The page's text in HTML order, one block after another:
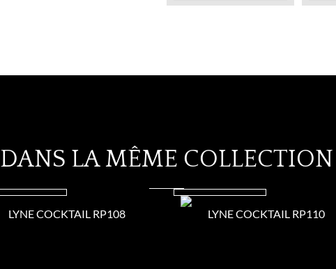
DANS LA MÊME COLLECTION
LYNE COCKTAIL RP108 LYNE COCKTAIL RP110